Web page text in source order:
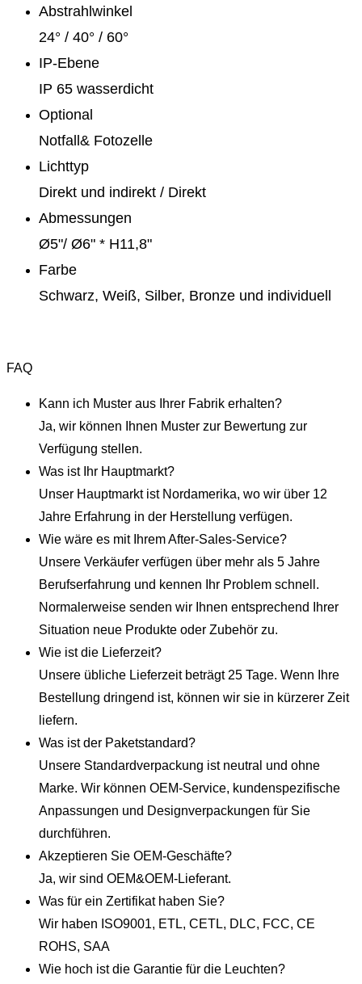
Abstrahlwinkel
24° / 40° / 60°
IP-Ebene
IP 65 wasserdicht
Optional
Notfall& Fotozelle
Lichttyp
Direkt und indirekt / Direkt
Abmessungen
Ø5"/ Ø6" * H11,8"
Farbe
Schwarz, Weiß, Silber, Bronze und individuell
FAQ
Kann ich Muster aus Ihrer Fabrik erhalten?
Ja, wir können Ihnen Muster zur Bewertung zur
Verfügung stellen.
Was ist Ihr Hauptmarkt?
Unser Hauptmarkt ist Nordamerika, wo wir über 12
Jahre Erfahrung in der Herstellung verfügen.
Wie wäre es mit Ihrem After-Sales-Service?
Unsere Verkäufer verfügen über mehr als 5 Jahre
Berufserfahrung und kennen Ihr Problem schnell.
Normalerweise senden wir Ihnen entsprechend Ihrer
Situation neue Produkte oder Zubehör zu.
Wie ist die Lieferzeit?
Unsere übliche Lieferzeit beträgt 25 Tage. Wenn Ihre
Bestellung dringend ist, können wir sie in kürzerer Zeit
liefern.
Was ist der Paketstandard?
Unsere Standardverpackung ist neutral und ohne
Marke. Wir können OEM-Service, kundenspezifische
Anpassungen und Designverpackungen für Sie
durchführen.
Akzeptieren Sie OEM-Geschäfte?
Ja, wir sind OEM&OEM-Lieferant.
Was für ein Zertifikat haben Sie?
Wir haben ISO9001, ETL, CETL, DLC, FCC, CE
ROHS, SAA
Wie hoch ist die Garantie für die Leuchten?